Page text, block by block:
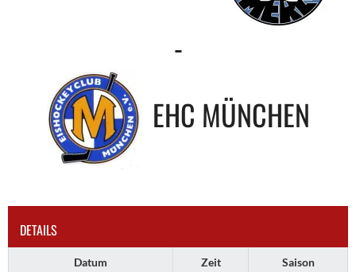
-
EHC MÜNCHEN
DETAILS
Datum Zeit Saison